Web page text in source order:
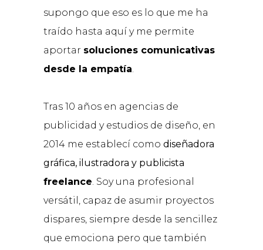
supongo que eso es lo que me ha
traído hasta aquí y me permite
aportar soluciones comunicativas
desde la empatía
Tras 10 años en agencias de
publicidad y estudios de diseño, en
2014 me establecí como diseñadora
gráfica, ilustradora y publicista
freelance . Soy una profesional
versátil, capaz de asumir proyectos
dispares, siempre desde la sencillez
que emociona pero que también